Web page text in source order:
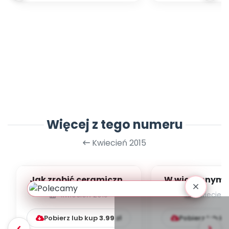
Więcej z tego numeru
Kwiecień 2015
Jak zrobić ceramiczne
kwiaty [propozycje
plastyczne]
kwiecień 2015
Pobierz lub kup3.99 zł
W wiosennym
[pracekwiecień
Pobierz lub